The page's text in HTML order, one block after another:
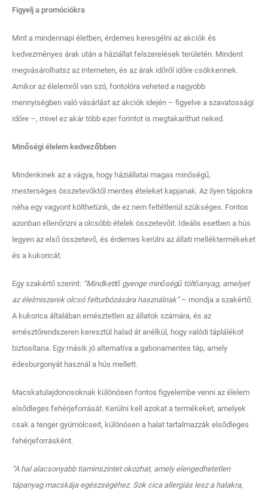
Figyelj a promóciókra
Mint a mindennapi életben, érdemes keresgélni az akciók és
kedvezményes árak után a háziállat felszerelések területén. Mindent
megvásárolhatsz az interneten, és az árak időről időre csökkennek.
Amikor az élelemről van szó, fontolóra veheted a nagyobb
mennyiségben való vásárlást az akciók idején – figyelve a szavatossági
időre –, mivel ez akár több ezer forintot is megtakaríthat neked.
Minőségi élelem kedvezőbben
Mindenkinek az a vágya, hogy háziállatai magas minőségű,
mesterséges összetevőktől mentes ételeket kapjanak. Az ilyen tápokra
néha egy vagyont költhetünk, de ez nem feltétlenül szükséges. Fontos
azonban ellenőrizni a olcsóbb ételek összetevőit. Ideális esetben a hús
legyen az első összetevő, és érdemes kerülni az állati melléktermékeket
és a kukoricát.
Egy szakértő szerint: “Mindkettő gyenge minőségű töltőanyag, amelyet
az élelmiszerek olcsó felturbózására használnak”– mondja a szakértő.
A kukorica általában emésztetlen az állatok számára, és az
emésztőrendszeren keresztül halad át anélkül, hogy valódi táplálékot
biztosítana. Egy másik jó alternatíva a gabonamentes táp, amely
édesburgonyát használ a hús mellett.
Macskatulajdonosoknak különösen fontos figyelembe venni az élelem
elsődleges fehérjeforrását. Kerülni kell azokat a termékeket, amelyek
csak a tenger gyümölcseit, különösen a halat tartalmazzák elsődleges
fehérjeforrásként.
“A hal alacsonyabb tiaminszintet okozhat, amely elengedhetetlen
tápanyag macskája egészségéhez. Sok cica allergiás lesz a halakra,